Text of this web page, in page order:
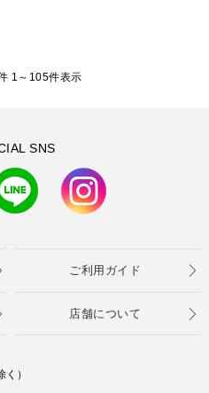
1～ 105件表示
SNS
ご利用ガイド
店舗について
）